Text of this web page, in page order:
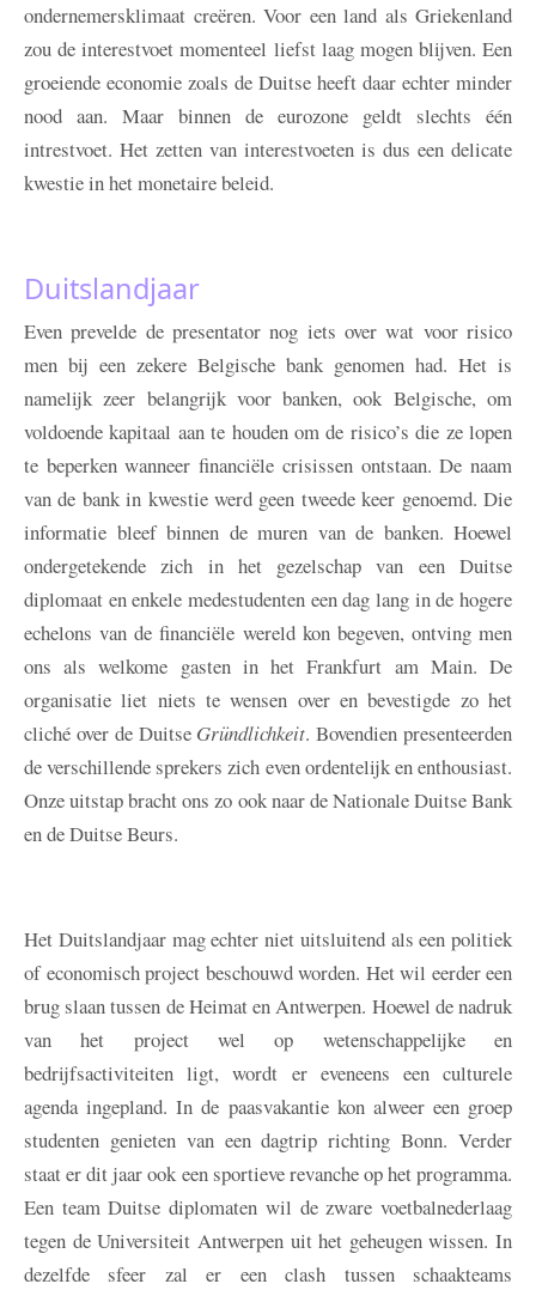
ondernemersklimaat creëren. Voor een land als Griekenland
zou de interestvoet momenteel liefst laag mogen blijven. Een
groeiende economie zoals de Duitse heeft daar echter minder
nood aan. Maar binnen de eurozone geldt slechts één
intrestvoet. Het zetten van interestvoeten is dus een delicate
kwestie in het monetaire beleid.
Duitslandjaar
Even prevelde de presentator nog iets over wat voor risico
men bij een zekere Belgische bank genomen had. Het is
namelijk zeer belangrijk voor banken, ook Belgische, om
voldoende kapitaal aan te houden om de risico’s die ze lopen
te beperken wanneer financiële crisissen ontstaan. De naam
van de bank in kwestie werd geen tweede keer genoemd. Die
informatie bleef binnen de muren van de banken. Hoewel
ondergetekende zich in het gezelschap van een Duitse
diplomaat en enkele medestudenten een dag lang in de hogere
echelons van de financiële wereld kon begeven, ontving men
ons als welkome gasten in het Frankfurt am Main. De
organisatie liet niets te wensen over en bevestigde zo het
cliché over de Duitse Gründlichkeit. Bovendien presenteerden
de verschillende sprekers zich even ordentelijk en enthousiast.
Onze uitstap bracht ons zo ook naar de Nationale Duitse Bank
en de Duitse Beurs.
Het Duitslandjaar mag echter niet uitsluitend als een politiek
of economisch project beschouwd worden. Het wil eerder een
brug slaan tussen de Heimat en Antwerpen. Hoewel de nadruk
van het project wel op wetenschappelijke en
bedrijfsactiviteiten ligt, wordt er eveneens een culturele
agenda ingepland. In de paasvakantie kon alweer een groep
studenten genieten van een dagtrip richting Bonn. Verder
staat er dit jaar ook een sportieve revanche op het programma.
Een team Duitse diplomaten wil de zware voetbalnederlaag
tegen de Universiteit Antwerpen uit het geheugen wissen. In
dezelfde sfeer zal er een clash tussen schaakteams